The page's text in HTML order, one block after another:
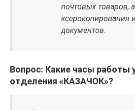
почтовых товаров,
ксерокопирования
документов.
Вопрос: Какие часы работы
отделения «КАЗАЧОК»?